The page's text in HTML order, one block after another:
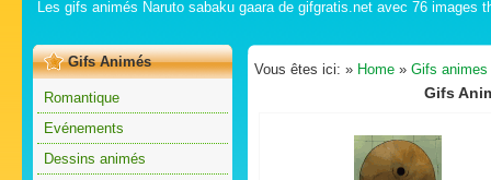
Les gifs animés Naruto sabaku gaara de gifgratis.net avec 76 images
Gifs Animés
Romantique
Evénements
Dessins animés
Vous êtes ici: » Home » Gifs animes
Gifs